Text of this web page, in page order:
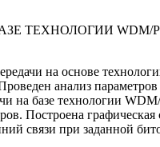
ТЕХНОЛОГИИ WDM/
на основе
анализ параметров
на базе технологии
Построена графическая
связи при заданной